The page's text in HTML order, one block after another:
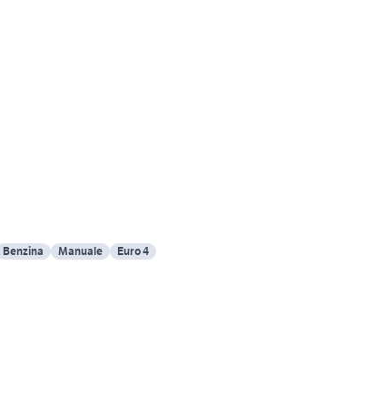
Benzina Manuale Euro 4